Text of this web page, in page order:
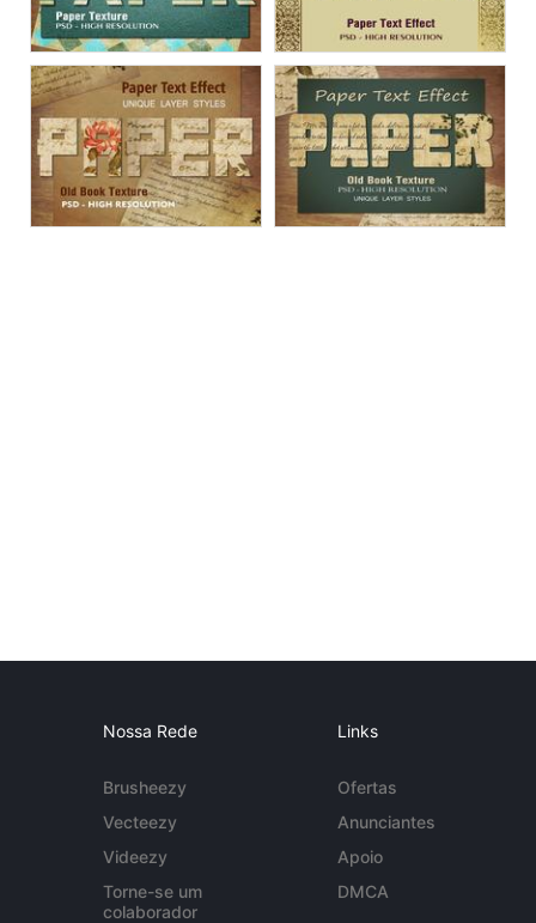
Nossa Rede
Brusheezy
Vecteezy
Videezy
Torne-se um
colaborador
Links
Ofertas
Anunciantes
Apoio
DMCA